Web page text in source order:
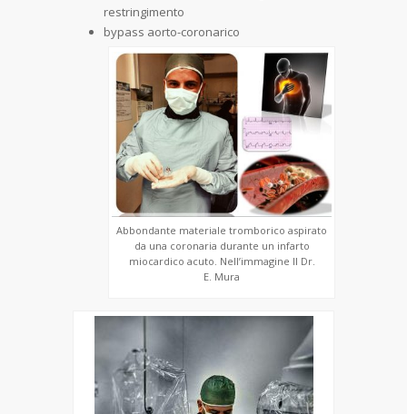
restringimento
bypass aorto-coronarico
Abbondante materiale tromborico aspirato
da una coronaria durante un infarto
miocardico acuto. Nell’immagine Il Dr.
E. Mura